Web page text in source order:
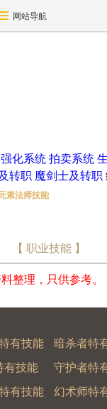
网站导航
强化系统 拍卖系统
转职 魔剑士及转职
素法师技能
【 职业技能 】
整理，只供参考。
有技能 暗杀者特
有技能 守护者特
有技能 幻术师特